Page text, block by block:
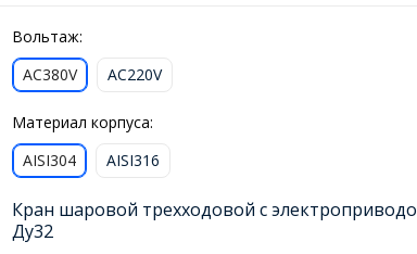
Вольтаж:
AC380V
AC220V
Материал корпуса:
AISI304
AISI316
Кран шаровой трехходовой с
Ду32